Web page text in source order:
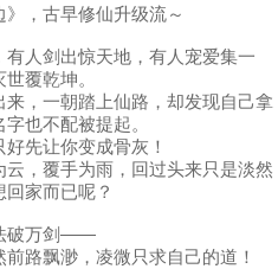
，古早修仙升级流～
人剑出惊天地，有人宠爱集一
覆乾坤。
，一朝踏上仙路，却发现自己拿
也不配被提起。
先让你变成骨灰！
，覆手为雨，回过头来只是淡然
家而已呢？
破万剑——
路飘渺，凌微只求自己的道！